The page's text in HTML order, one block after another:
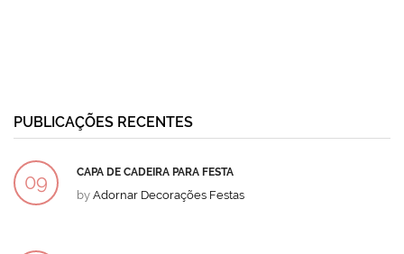
PUBLICAÇÕES RECENTES
09 CAPA DE CADEIRA PARA FESTA
by Adornar Decorações Festas